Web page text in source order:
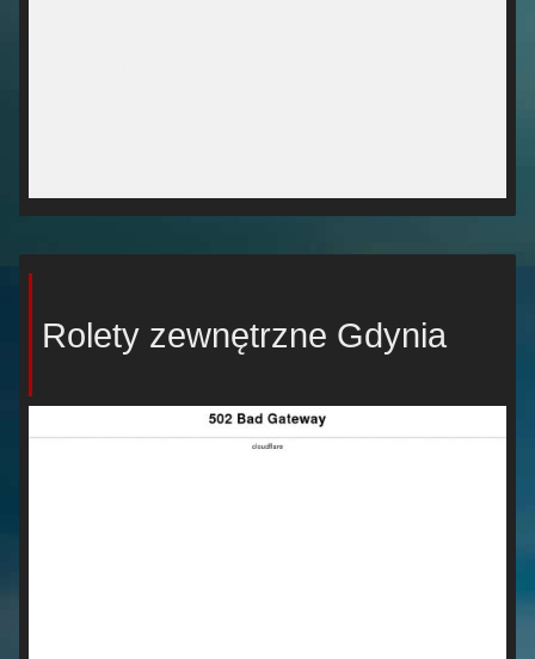
Rolety zewnętrzne Gdynia